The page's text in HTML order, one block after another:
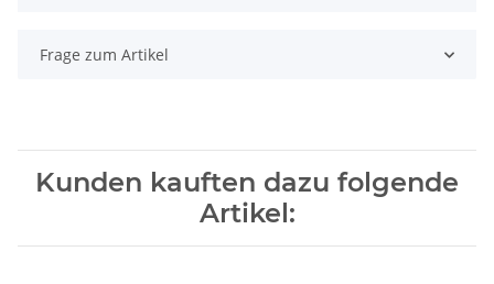
Frage zum Artikel
Kunden kauften dazu folgende
Artikel: